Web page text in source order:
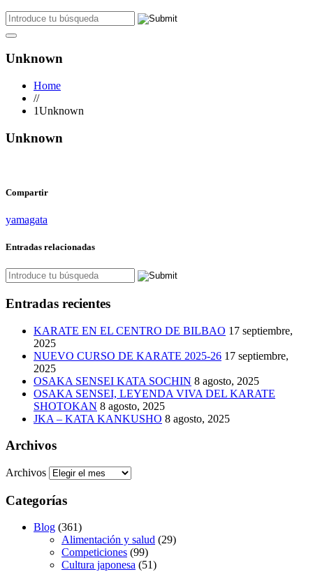
Unknown
Home
//
1Unknown
Unknown
Compartir
yamagata
Entradas relacionadas
Entradas recientes
KARATE EN EL CENTRO DE BILBAO 17 septiembre,
2025
NUEVO CURSO DE KARATE 2025-26 17 septiembre,
2025
OSAKA SENSEI KATA SOCHIN 8 agosto, 2025
OSAKA SENSEI, LEYENDA VIVA DEL KARATE
SHOTOKAN 8 agosto, 2025
JKA – KATA KANKUSHO 8 agosto, 2025
Archivos
Archivos
Categorías
Blog (361)
Alimentación y salud (29)
Competiciones (99)
Cultura japonesa (51)